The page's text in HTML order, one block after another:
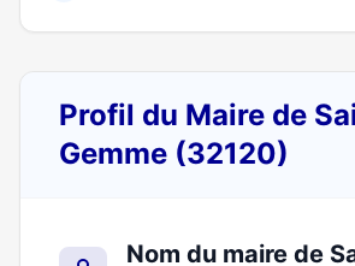
Profil du Maire de
Gemme (32120)
Nom du maire de